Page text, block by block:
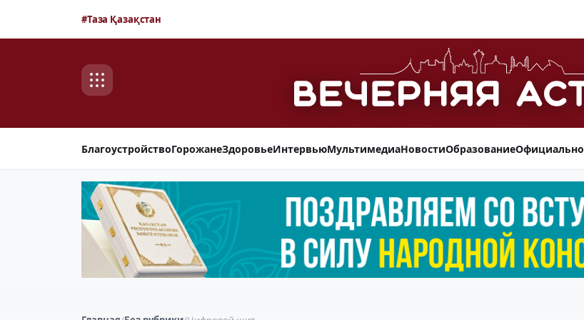
#Таза Қазақстан
БлагоустройствоГорожанеЗдоровьеИнтервьюМультимедиаНовостиОбразованиеОфициально